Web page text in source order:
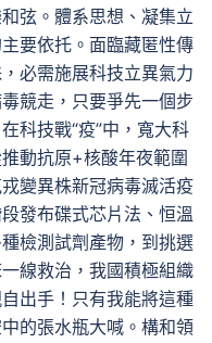
弦。體系思想、凝集立
要依托。面臨藏匿性傳
必需施展科技立異氣力
競走，只要爭先一個步
科技戰“疫”中，寬大科
動抗原+核酸年夜範圍
變異株新冠病毒滅活疫
發布碟式芯片法、恒溫
檢測試劑產物，到挑選
線救治，我國積極組織
出手！只有我能將這種
的張水瓶大喊。構和領